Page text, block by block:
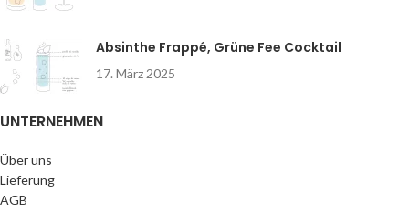
Absinthe Frappé, Grüne Fee Cocktail
17. März 2025
UNTERNEHMEN
Über uns
Lieferung
AGB